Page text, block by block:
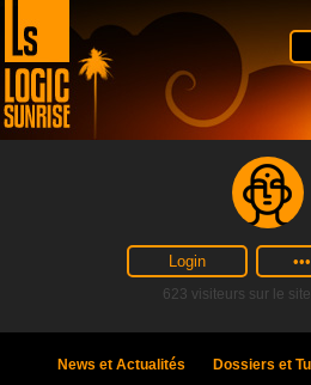
623 visiteurs sur le site
News et Actualités Dossiers et